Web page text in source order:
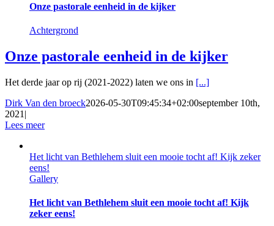
Onze pastorale eenheid in de kijker
Achtergrond
Onze pastorale eenheid in de kijker
Het derde jaar op rij (2021-2022) laten we ons in [...]
Dirk Van den broeck2026-05-30T09:45:34+02:00september 10th,
2021 |
Lees meer
Het licht van Bethlehem sluit een mooie tocht af! Kijk zeker
eens!
Gallery
Het licht van Bethlehem sluit een mooie tocht af! Kijk
zeker eens!